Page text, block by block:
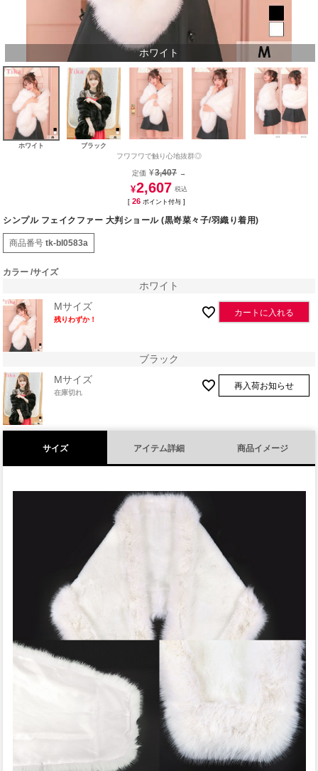
ホワイト
ホワイト ブラック
フワフワで触り心地抜群◎
定価 ¥3,407 →
¥2,607
[ 26 ポイント付与 ]
シンプル フェイクファー 大判ショール (黒嵜菜々子/羽織り着用)
商品番号 tk-bl0583a
カラー サイズ
ホワイト
Mサイズ
残りわずか！
カートに入れる
ブラック
Mサイズ
在庫切れ
再入荷お知らせ
サイズ アイテム詳細 商品イメージ